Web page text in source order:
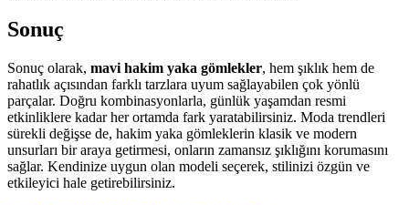
Sonuç
Sonuç olarak, mavi hakim yaka gömlekler, hem şıklık hem de
rahatlık açısından farklı tarzlara uyum sağlayabilen çok yönlü
parçalar. Doğru kombinasyonlarla, günlük yaşamdan resmi
etkinliklere kadar her ortamda fark yaratabilirsiniz. Moda trendleri
sürekli değişse de, hakim yaka gömleklerin klasik ve modern
unsurları bir araya getirmesi, onların zamansız şıklığını korumasını
sağlar. Kendinize uygun olan modeli seçerek, stilinizi özgün ve
etkileyici hale getirebilirsiniz.